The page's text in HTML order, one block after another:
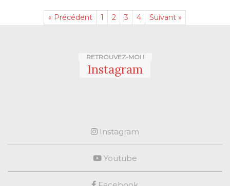
« Précédent 1 2 3 4 Suivant »
RETROUVEZ-MOI !
Instagram
Instagram
Youtube